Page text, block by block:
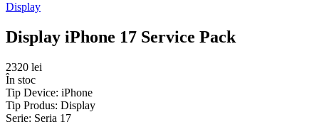
Display
Display iPhone 17 Service Pack
2320 lei
În stoc
Tip Device: iPhone
Tip Produs: Display
Serie: Seria 17